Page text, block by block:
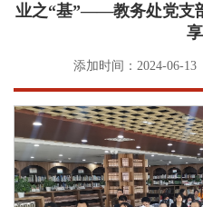
业之“基”——教务处党支
添加时间：2024-06-13